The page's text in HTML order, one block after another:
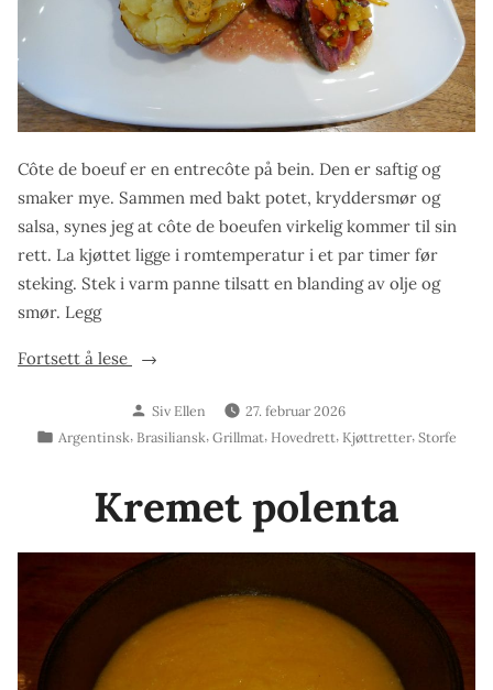
Côte de boeuf er en entrecôte på bein. Den er saftig og
smaker mye. Sammen med bakt potet, kryddersmør og
salsa, synes jeg at côte de boeufen virkelig kommer til sin
rett. La kjøttet ligge i romtemperatur i et par timer før
steking. Stek i varm panne tilsatt en blanding av olje og
smør. Legg
Fortsett å lese
«Côte
boeuf
med
potet,
kryddersmør
og
Skrevet
av
Siv Ellen
27. februar 2026
Publisert
Argentinsk, Brasiliansk, Grillmat, Hovedrett, Kjøttretter, Storfe
Kremet polenta